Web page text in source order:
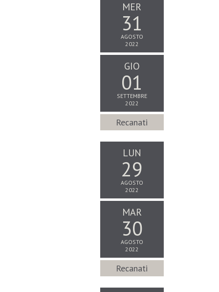
MER
31
AGOSTO
2022
GIO
01
SETTEMBRE
2022
Recanati
LUN
29
AGOSTO
2022
MAR
30
AGOSTO
2022
Recanati